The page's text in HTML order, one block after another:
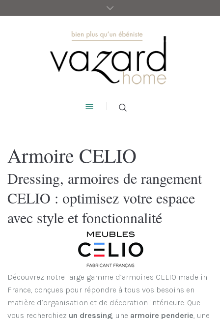
Armoire CELIO
Dressing, armoires de rangement
CELIO : optimisez votre espace
avec style et fonctionnalité
Découvrez notre large gamme d’armoires CELIO made in
France, conçues pour répondre à tous vos besoins en
matière d’organisation et de décoration intérieure. Que
vous recherchiez un dressing, une armoire penderie, une